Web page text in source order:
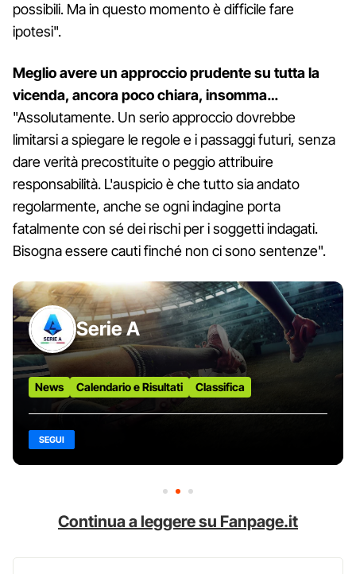
possibili. Ma in questo momento è difficile fare
ipotesi".
Meglio avere un approccio prudente su tutta la
vicenda, ancora poco chiara, insomma…
"Assolutamente. Un serio approccio dovrebbe
limitarsi a spiegare le regole e i passaggi futuri, senza
dare verità precostituite o peggio attribuire
responsabilità. L'auspicio è che tutto sia andato
regolarmente, anche se ogni indagine porta
fatalmente con sé dei rischi per i soggetti indagati.
Bisogna essere cauti finché non ci sono sentenze".
Serie A
News Calendario e Risultati Classifica
SEGUI
Continua a leggere su Fanpage.it